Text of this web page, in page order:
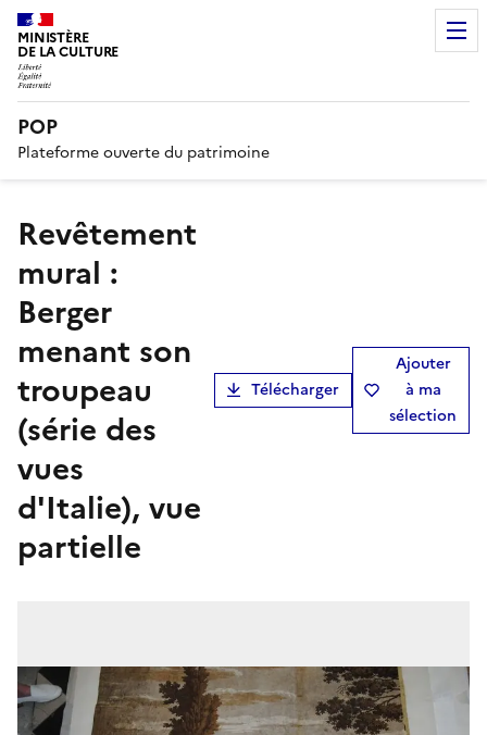
MINISTÈRE
DE LA CULTURE
POP
Plateforme ouverte du patrimoine
revêtement
mural :
Berger
menant son
troupeau
(série des
vues
d'Italie), vue
partielle
Télécharger
Ajouter
à ma
sélection